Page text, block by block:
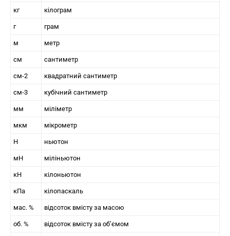
кг кілограм
г грам
м метр
см сантиметр
см-2 квадратний сантиметр
см-3 кубічний сантиметр
мм міліметр
мкм мікрометр
Н ньютон
мН міліньютон
кН кілоньютон
кПа кілопаскаль
мас. % відсоток вмісту за масою
об. % відсоток вмісту за об’ємом